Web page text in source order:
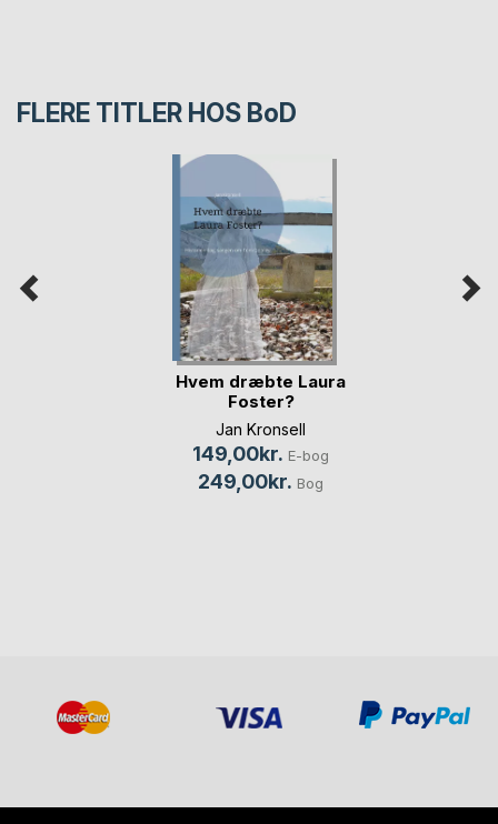
FLERE TITLER HOS BoD
Hvem dræbte Laura
Foster?
Jan Kronsell
149,00kr. E-bog
249,00kr. Bog